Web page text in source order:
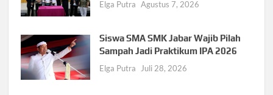
Elga Putra Agustus 7, 2026
Siswa SMA SMK Jabar Wajib Pilah
Sampah Jadi Praktikum IPA 2026
Elga Putra Juli 28, 2026